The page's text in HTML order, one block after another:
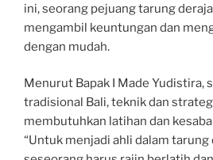
ini, seorang pejuang tarung
mengambil keuntungan dan
dengan mudah.
Menurut Bapak I Made Yudistira,
tradisional Bali, teknik dan
membutuhkan latihan dan
“Untuk menjadi ahli dalam tarung